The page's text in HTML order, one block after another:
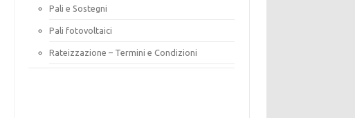
Pali e Sostegni
Pali fotovoltaici
Rateizzazione – Termini e Condizioni